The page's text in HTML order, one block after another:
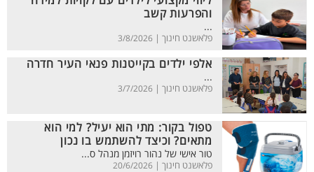
והפרעות קשב
...
פלאשנט חינוך | 3/8/2026
אלפי ילדים בקייטנות פנאי העיר חדרה
...
פלאשנט חינוך | 3/7/2026
טפול בקור: מתי הוא יעיל? למי הוא
מתאים? וכיצד להשתמש בו נכון
טור אישי של נהור רויזמן מנהל ס...
פלאשנט חינוך | 20/6/2026